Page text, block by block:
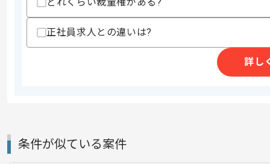
歓迎スキル
・銀行作業の基礎知見
その他募集要項
募集人数
正社員求人との違いは?
詳し
条件が似ている案件